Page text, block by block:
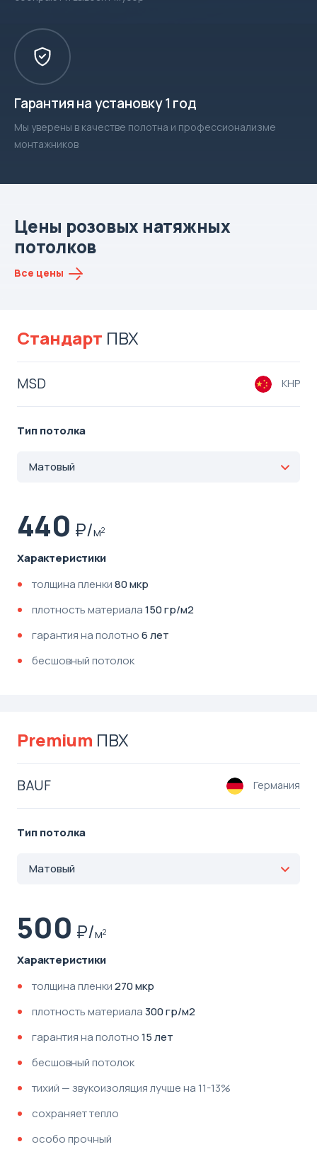
Гарантия на установку 1 год
Мы уверены в качестве полотна и профессионализме
монтажников
Цены розовых натяжных
потолков
Все цены
Стандарт ПВХ
MSD КНР
Тип потолка
Матовый
440 м2
Характеристики
толщина пленки80 мкр
плотность материала150 гр/м2
гарантия на полотно6 лет
бесшовный потолок
Premium ПВХ
BAUF Германия
Тип потолка
Матовый
500 м2
Характеристики
толщина пленки270 мкр
плотность материала300 гр/м2
гарантия на полотно15 лет
бесшовный потолок
тихий — звукоизоляция лучше на 11-13%
сохраняет тепло
особо прочный